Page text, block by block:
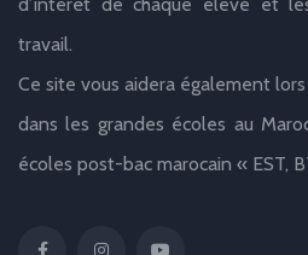
d’intérêt de chaque élève et
travail.
Ce site vous aidera également
dans les grandes écoles au
écoles post-bac marocain « EST,